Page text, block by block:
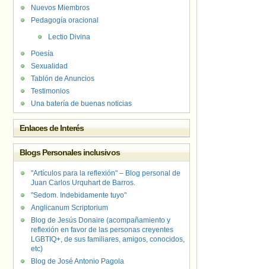
Nuevos Miembros
Pedagogía oracional
Lectio Divina
Poesía
Sexualidad
Tablón de Anuncios
Testimonios
Una batería de buenas noticias
Enlaces de Interés
Blogs Personales inclusivos
"Artículos para la reflexión" – Blog personal de
Juan Carlos Urquhart de Barros.
"Sedom. Indebidamente tuyo"
Anglicanum Scriptorium
Blog de Jesús Donaire (acompañamiento y
reflexión en favor de las personas creyentes
LGBTIQ+, de sus familiares, amigos, conocidos,
etc)
Blog de José Antonio Pagola